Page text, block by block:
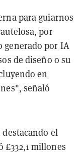
para guiarnos
por
generado por IA
de diseño o su
en
señaló
el
millones